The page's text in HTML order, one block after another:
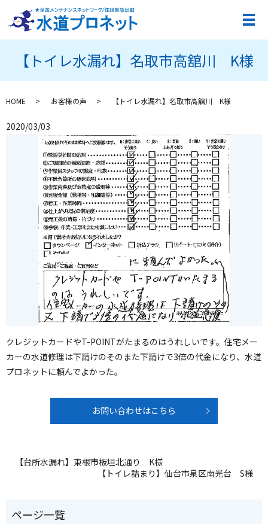
メ
【トイレ水漏れ】名取市高舘川 K様
HOME お客様の声 【トイレ水漏れ】名取市高舘川 K様
2020/03/03
クレジットカードやT-POINTがたまるのはうれしいです。住宅メー
カーの水道修理は下請けのそのまた下請けで3倍の代金になり、水道
プロネットに頼んでよかった。
お問い合わせはこちら
【台所水漏れ】東根市板垣北通り K様
【トイレ詰まり】仙台市泉区南光台 S様